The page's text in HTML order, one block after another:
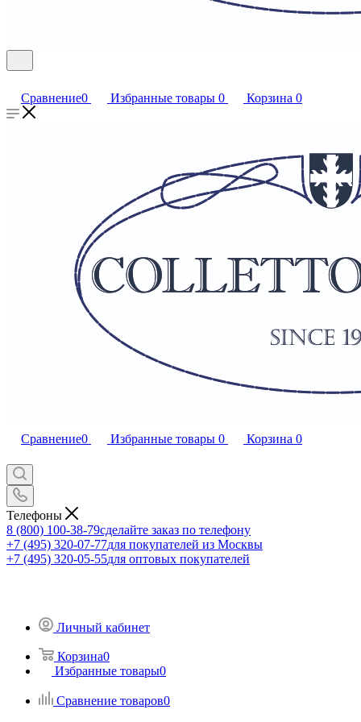
Сравнение0 Избранные товары 0 Корзина 0
Сравнение0 Избранные товары 0 Корзина 0
Телефоны
8 (800) 100-38-79сделайте заказ по телефону
+7 (495) 320-07-77для покупателей из Москвы
+7 (495) 320-05-55для оптовых покупателей
Личный кабинет
Корзина0
Избранные товары0
Сравнение товаров0